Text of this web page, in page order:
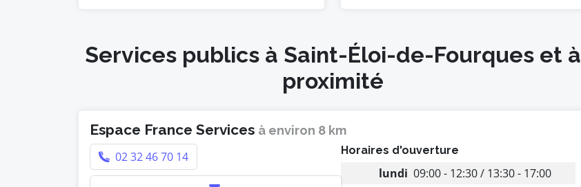
Services publics à Saint-Éloi-de-Fourques et à
proximité
Espace France Services à environ 8 km
02 32 46 70 14 Horaires d'ouverture
lundi 09:00 - 12:30 / 13:30 - 17:00